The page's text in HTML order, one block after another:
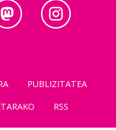
PUBLIZITATEA
RSS